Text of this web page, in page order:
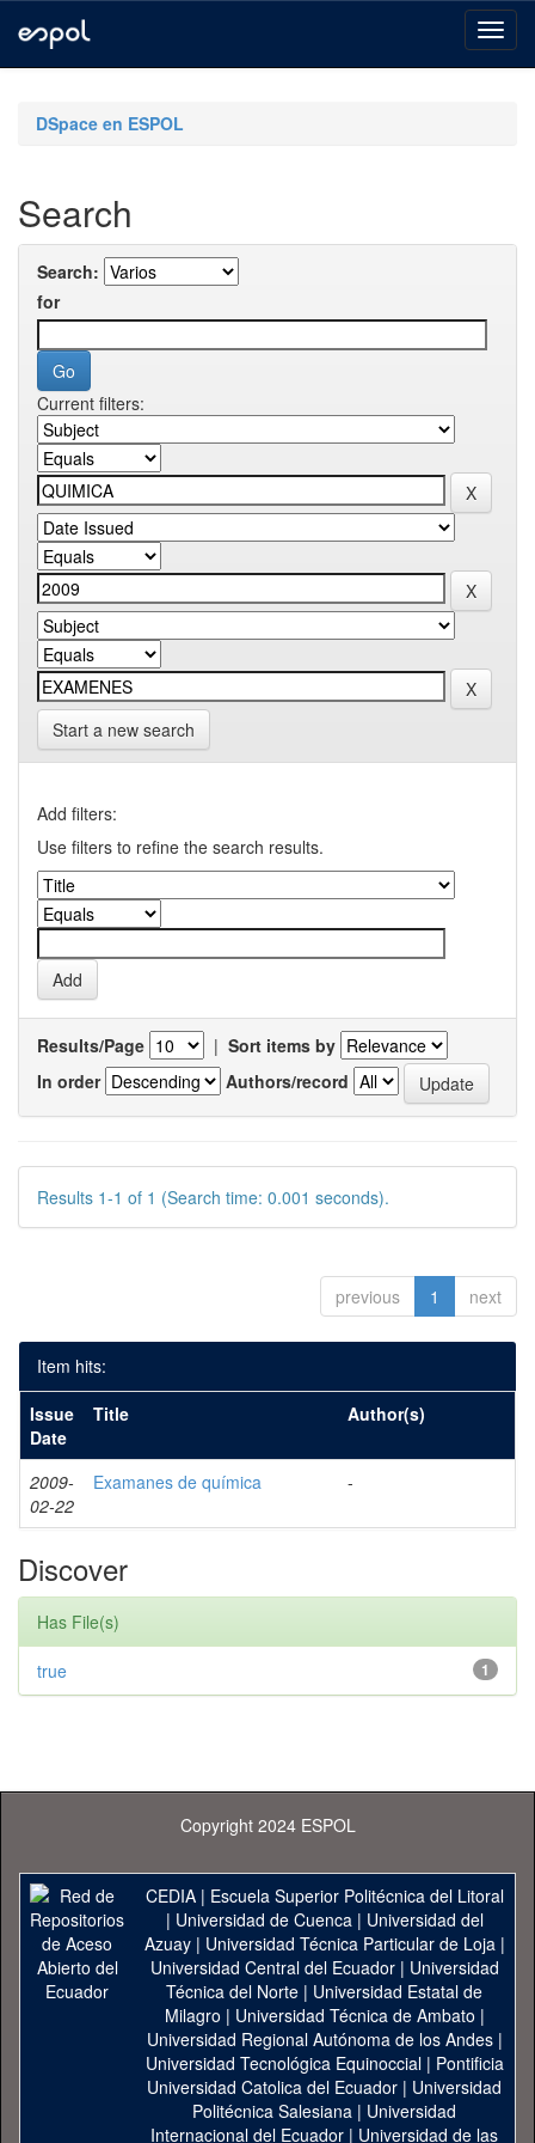
navigationDSpace en ESPOL
Search
Search:
for
Current filters:
Start a new search
Add filters:
Use filters to refine the search results.
Results/Page | Sort items by
In order
Authors/record
Results 1-1 of 1 (Search time: 0.001 seconds).
previous 1 next
Item hits:
Issue
Date
Title Author(s)
2009-
02-22
Examanes de química -
Discover
Has File(s)
1
true
Copyright 2024 ESPOL
CEDIA| Escuela Superior Politécnica del Litoral
| Universidad de Cuenca| Universidad del
Azuay| Universidad Técnica Particular de Loja|
Universidad Central del Ecuador| Universidad
Técnica del Norte | Universidad Estatal de
Milagro | Universidad Técnica de Ambato |
Universidad Regional Autónoma de los Andes|
Universidad Tecnológica Equinoccial| Pontificia
Universidad Catolica del Ecuador | Universidad
Politécnica Salesiana | Universidad
Internacional del Ecuador | Universidad de las